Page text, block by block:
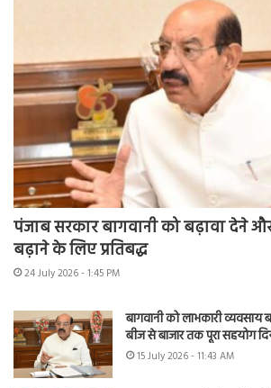
पंजाब सरकार बागवानी को बढ़ावा देने
बढ़ाने के लिए प्रतिबद्ध
24 July 2026 - 1:45 PM
बागवानी को लाभकारी व्यवसाय
बीज से बाजार तक पूरा सहयोग
15 July 2026 - 11:43 AM